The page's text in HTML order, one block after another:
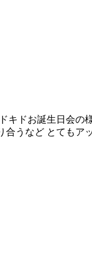
ドお誕生日会の
うなど とてもア